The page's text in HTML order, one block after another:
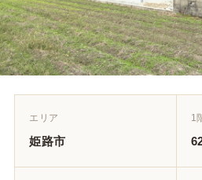
エリア
姫路市
1